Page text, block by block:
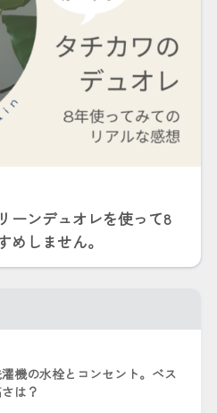
ーンデュオレを使って8
めしません。
濯機の水栓とコンセント。ベス
は？